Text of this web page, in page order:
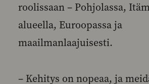
roolissaan – Pohjolassa,
alueella, Euroopassa ja
maailmanlaajuisesti.
– Kehitys on nopeaa, ja